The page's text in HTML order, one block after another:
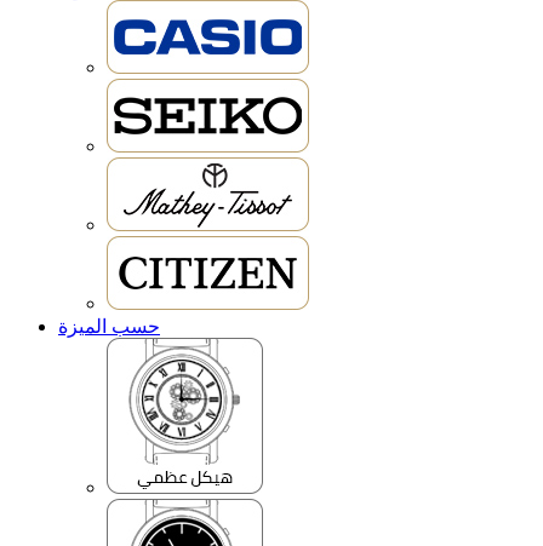
حسب الميزة